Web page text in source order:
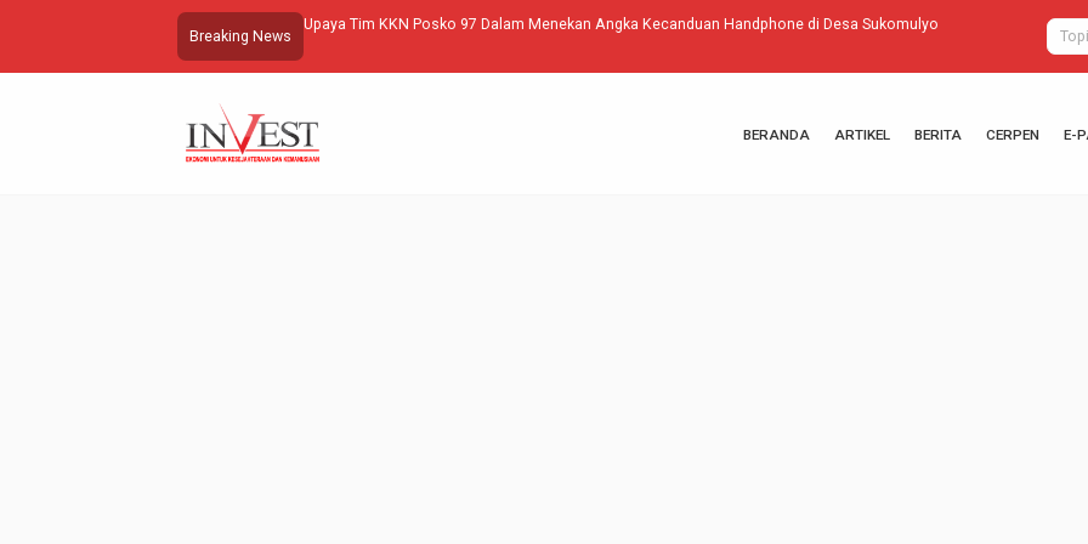
Breaking News
Upaya Tim KKN Posko 97 Dalam Menekan Angka Kecanduan Handphone di Desa Sukomulyo Peringati
BERANDA ARTIKEL BERITA CERPEN E-